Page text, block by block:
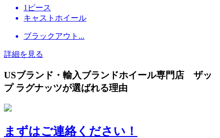
1ピース
キャストホイール
ブラックアウト...
詳細を見る
USブランド・輸入ブランドホイール専門店 ザッ
プ ラグナッツが選ばれる理由
まずはご連絡ください！